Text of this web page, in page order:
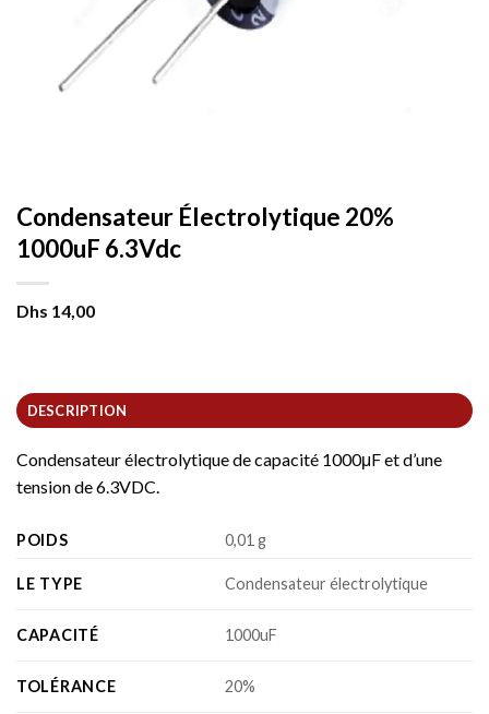
Condensateur Électrolytique 20%
1000uF 6.3Vdc
Dhs 14,00
DESCRIPTION
Condensateur électrolytique de capacité 1000μF et d’une
tension de 6.3VDC.
POIDS 0,01 g
LE TYPE Condensateur électrolytique
CAPACITÉ 1000uF
TOLÉRANCE 20%